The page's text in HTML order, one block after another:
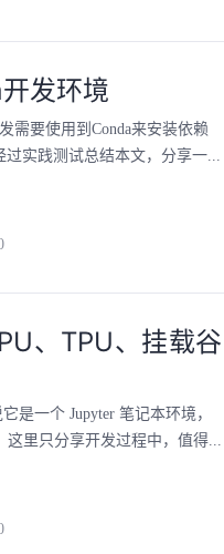
发环境
需要使用到Conda来安装依赖
过实践测试总结本文，分享一...
、TPU、挂载谷
是一个 Jupyter 笔记本环境，
这里只分享开发过程中，值得...